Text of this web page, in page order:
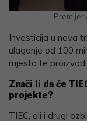
Premijer
Investicija u nova
ulaganje od 100
mjesta te
Znači li da će
projekte?
TIEC, ali i drugi